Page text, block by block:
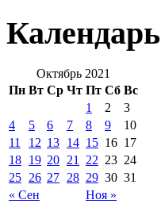
Календарь
Октябрь 2021
Пн Вт Ср Чт Пт Сб Вс
« Сен Ноя »
1 2
3
4
5 6 7 8 9
10
11
12 13 14 15 16 17
18 19 20 21 22 23 24
25 26 27 28 29 30 31